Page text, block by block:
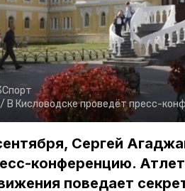
Спорт
В Кисловодске проведёт пресс-
Сергей
конференцию.
поведает